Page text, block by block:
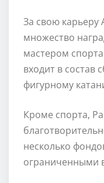
За свою карьеру
множество
мастером
входит в состав
фигурному
Кроме спорта,
несколько
ограниченными